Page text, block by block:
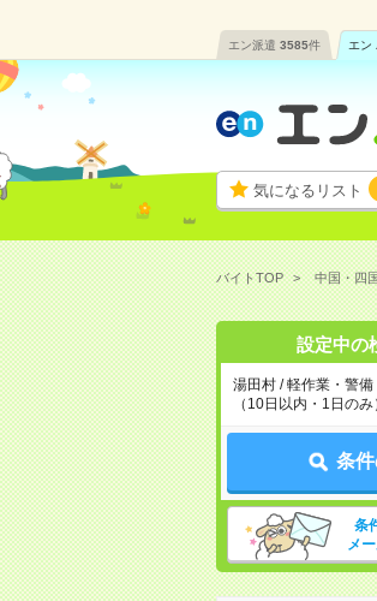
エン派遣 3585件 エン
気になるリスト
バイトTOP 中国・四
設定中の
湯田村 / 軽作業・警
（10日以内・1日のみ
条
条
メ